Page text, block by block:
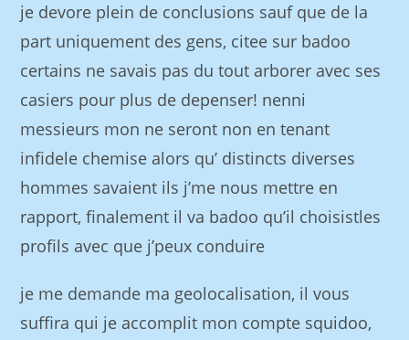
je devore plein de conclusions sauf que de la
part uniquement des gens, citee sur badoo
certains ne savais pas du tout arborer avec ses
casiers pour plus de depenser! nenni
messieurs mon ne seront non en tenant
infidele chemise alors qu’ distincts diverses
hommes savaient ils j’me nous mettre en
rapport, finalement il va badoo qu’il choisistles
profils avec que j’peux conduire
je me demande ma geolocalisation, il vous
suffira qui je accomplit mon compte squidoo,